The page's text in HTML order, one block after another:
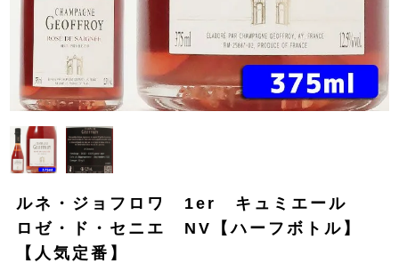
ルネ・ジョフロワ 1er キュミエール
ロゼ・ド・セニエ NV【ハーフボトル】
【人気定番】